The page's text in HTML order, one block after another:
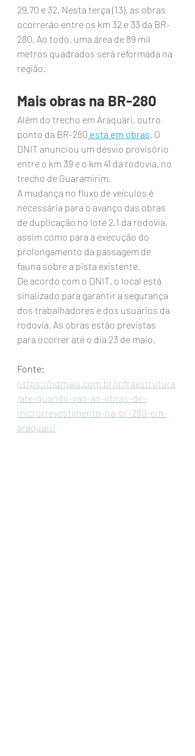
29,70 e 32. Nesta terça (13), as obras
ocorrerão entre os km 32 e 33 da BR-
280. Ao todo, uma área de 89 mil
metros quadrados será reformada na
região.
Mais obras na BR-280
Além do trecho em Araquari, outro
ponto da BR-280 está em obras. O
DNIT anunciou um desvio provisório
entre o km 39 e o km 41 da rodovia, no
trecho de Guaramirim.
A mudança no fluxo de veículos é
necessária para o avanço das obras
de duplicação no lote 2.1 da rodovia,
assim como para a execução do
prolongamento da passagem de
fauna sobre a pista existente.
De acordo com o DNIT, o local está
sinalizado para garantir a segurança
dos trabalhadores e dos usuários da
rodovia. As obras estão previstas
para ocorrer até o dia 23 de maio.
Fonte:
https://ndmais.com.br/infraestrutura
/ate-quando-vao-as-obras-de-
microrrevestimento-na-br-280-em-
araquari/